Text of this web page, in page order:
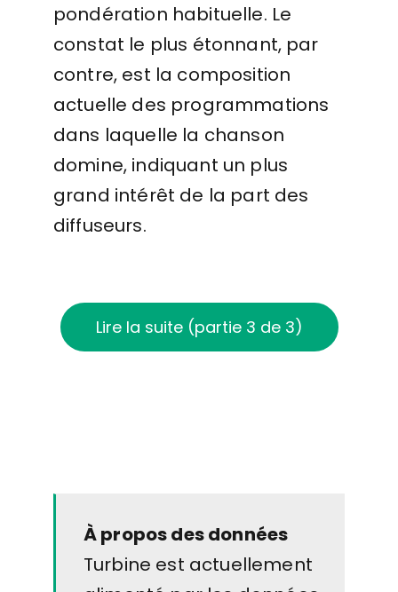
pondération habituelle. Le
constat le plus étonnant, par
contre, est la composition
actuelle des programmations
dans laquelle la chanson
domine, indiquant un plus
grand intérêt de la part des
diffuseurs.
Lire la suite (partie 3 de 3)
À propos des données
Turbine est actuellement